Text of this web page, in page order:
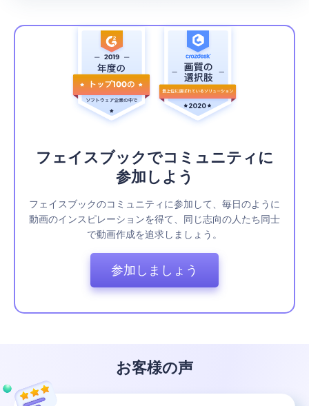
フェイスブックでコミュニティに
参加しよう
フェイスブックのコミュニティに参加して、毎日のように
動画のインスピレーションを得て、同じ志向の人たち同士
で動画作成を追求しましょう。
参加しましょう
お客様の声